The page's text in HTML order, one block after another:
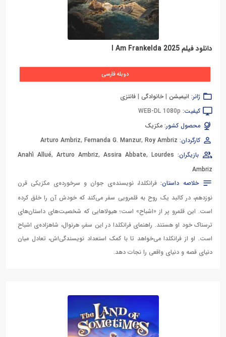
دانلود فیلم I Am Frankelda 2025
دوبله فارسی
ژانر: انیمیشن | خانوادگی | فانتزی
کیفیت: WEB-DL 1080p
محصول کشور: مکزیک
کارگردان:
Arturo Ambriz, Fernanda G. Manzur, Roy Ambriz
بازیگران:
Anahí Allué, Arturo Ambriz, Assira Abbate, Lourdes
Ambriz
خلاصه داستان: فرانکلدا، نویسنده‌ی جوان و سرخورده‌ی مکزیکی قرن
نوزدهم، در کالبد یک روح به قلمرویی سفر می‌کند که خودش آن را خلق کرده
است. این قلمرو پر از «اشباح» است؛ هیولاهایی که شخصیت‌های داستان‌های
ترسناک خود او هستند. راهنمای فرانکلدا در این سفر، هرنوال، شاهزاده‌ی اشباح
است. او از فرانکلدا می‌خواهد تا با کمک استعداد نویسندگی‌اش، تعادل میان
دنیای قصه و دنیای واقعی را نجات دهد.